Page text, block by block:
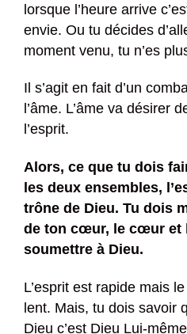
lorsque l’heure arrive
envie. Ou tu décides
moment venu, tu n’es
Il s’agit en fait d’un
l’âme. L’âme va désirer
l’esprit.
Alors, ce que tu dois
les deux ensembles,
trône de Dieu. Tu dois
de ton cœur, le cœur et
soumettre à Dieu.
L’esprit est rapide mais
lent. Mais, tu dois savoir
Dieu c’est Dieu Lui-